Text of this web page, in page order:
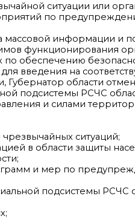
ситуации или
по
массовой информации и
функционирования
обеспечению
введения на
области
подсистемы РСЧС
и силами
ситуаций;
в области защиты
и мер по
подсистемы РСЧС